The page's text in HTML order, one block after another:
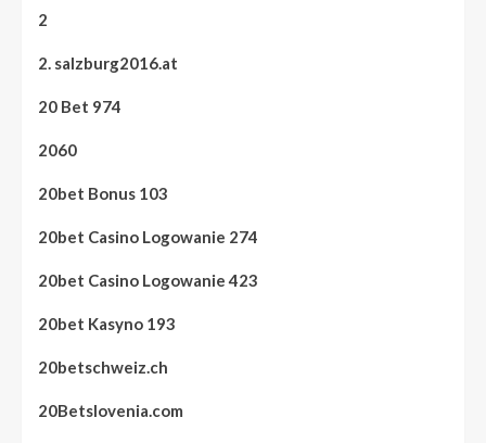
2
2. salzburg2016.at
20 Bet 974
2060
20bet Bonus 103
20bet Casino Logowanie 274
20bet Casino Logowanie 423
20bet Kasyno 193
20betschweiz.ch
20Betslovenia.com